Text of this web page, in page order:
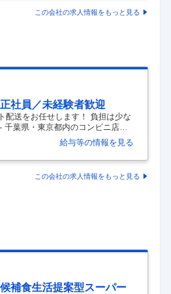
ーテンダー各職種で強化募集スタ
この会社の求人情報をもっと見る
社員／未経験者歓迎
配送をお任せします！ 負担は少な
葉県・東京都内のコンビニ店舗
トラックに乗務いただきます。 ◆
ンターにて、ルート配送を担当
未経験スタートです。 - 東証ス
給与等の情報を見る
この会社の求人情報をもっと見る
補食生活提案型スーパー